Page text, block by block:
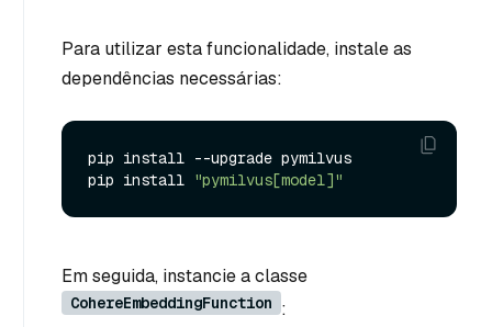
Para utilizar esta funcionalidade, instale as
dependências necessárias:
pip install --upgrade pymilvus
pip install "pymilvus[model]"
Em seguida, instancie a classe
CohereEmbeddingFunction :